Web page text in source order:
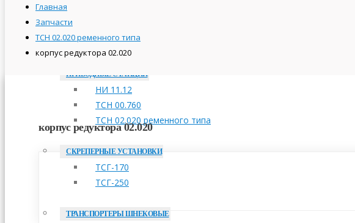
ТСН-3,0Б
ПРИВОДНЫЕ СТАНЦИИ
НИ 11.12
ТСН 00.760
ТСН 02.020 ременного типа
СКРЕПЕРНЫЕ УСТАНОВКИ
ТСГ-170
ТСГ-250
ТРАНСПОРТЕРЫ ШНЕКОВЫЕ
Главная
Запчасти
ТСН 02.020 ременного типа
корпус редуктора 02.020
корпус редуктора 02.020